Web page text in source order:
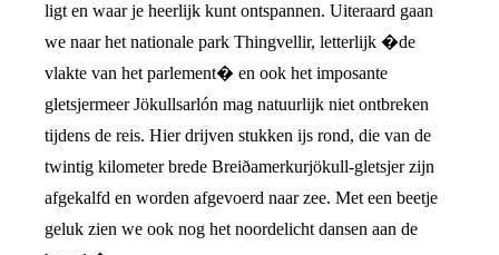
ligt en waar je heerlijk kunt ontspannen. Uiteraard gaan
we naar het nationale park Thingvellir, letterlijk �de
vlakte van het parlement� en ook het imposante
gletsjermeer Jökullsarlón mag natuurlijk niet ontbreken
tijdens de reis. Hier drijven stukken ijs rond, die van de
twintig kilometer brede Breiðamerkurjökull-gletsjer zijn
afgekalfd en worden afgevoerd naar zee. Met een beetje
geluk zien we ook nog het noordelicht dansen aan de